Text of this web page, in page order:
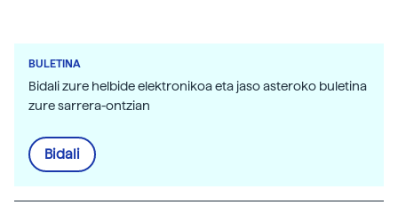
BULETINA
Bidali zure helbide elektronikoa eta jaso asteroko buletina
zure sarrera-ontzian
Bidali